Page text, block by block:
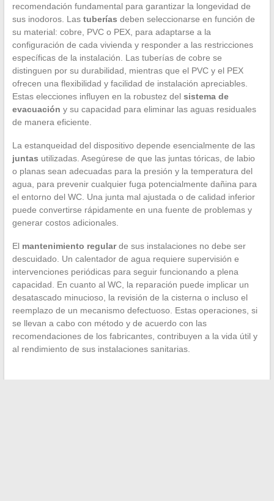
recomendación fundamental para garantizar la longevidad de
sus inodoros. Las tuberías deben seleccionarse en función de
su material: cobre, PVC o PEX, para adaptarse a la
configuración de cada vivienda y responder a las restricciones
específicas de la instalación. Las tuberías de cobre se
distinguen por su durabilidad, mientras que el PVC y el PEX
ofrecen una flexibilidad y facilidad de instalación apreciables.
Estas elecciones influyen en la robustez del sistema de
evacuación y su capacidad para eliminar las aguas residuales
de manera eficiente.
La estanqueidad del dispositivo depende esencialmente de las
juntas utilizadas. Asegúrese de que las juntas tóricas, de labio
o planas sean adecuadas para la presión y la temperatura del
agua, para prevenir cualquier fuga potencialmente dañina para
el entorno del WC. Una junta mal ajustada o de calidad inferior
puede convertirse rápidamente en una fuente de problemas y
generar costos adicionales.
El mantenimiento regularde sus instalaciones no debe ser
descuidado. Un calentador de agua requiere supervisión e
intervenciones periódicas para seguir funcionando a plena
capacidad. En cuanto al WC, la reparación puede implicar un
desatascado minucioso, la revisión de la cisterna o incluso el
reemplazo de un mecanismo defectuoso. Estas operaciones, si
se llevan a cabo con método y de acuerdo con las
recomendaciones de los fabricantes, contribuyen a la vida útil y
al rendimiento de sus instalaciones sanitarias.